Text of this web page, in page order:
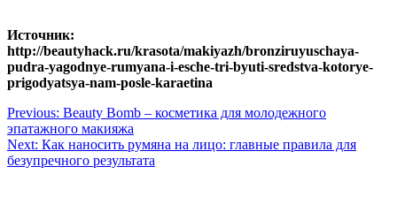
Источник:
http://beautyhack.ru/krasota/makiyazh/bronziruyuschaya-
pudra-yagodnye-rumyana-i-esche-tri-byuti-sredstva-kotorye-
prigodyatsya-nam-posle-karaetina
Навигация
по
записям
Previous: Beauty Bomb – косметика для молодежного
эпатажного макияжа
Next: Как наносить румяна на лицо: главные правила для
безупречного результата